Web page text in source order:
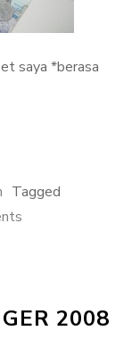
saya *berasa
Tagged
Isinya 2008